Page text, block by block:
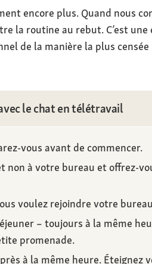
encore plus. Quand nous
la routine au rebut. C’est
de la manière la plus
le chat en télétravail
vous avant de commencer.
à votre bureau et offrez-
voulez rejoindre votre
– toujours à la même
promenade.
à la même heure.